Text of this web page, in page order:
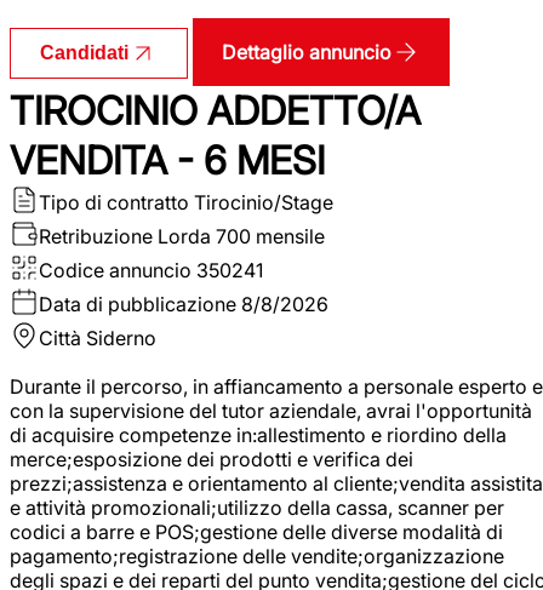
Candidati Dettaglio annuncio
TIROCINIO ADDETTO/A
VENDITA - 6 MESI
Tipo di contratto Tirocinio/Stage
Retribuzione Lorda 700 mensile
Codice annuncio 350241
Data di pubblicazione 8/8/2026
Città Siderno
Durante il percorso, in affiancamento a personale esperto e
con la supervisione del tutor aziendale, avrai l'opportunità
di acquisire competenze in:allestimento e riordino della
merce;esposizione dei prodotti e verifica dei
prezzi;assistenza e orientamento al cliente;vendita assistita
e attività promozionali;utilizzo della cassa, scanner per
codici a barre e POS;gestione delle diverse modalità di
pagamento;registrazione delle vendite;organizzazione
degli spazi e dei reparti del punto vendita;gestione del